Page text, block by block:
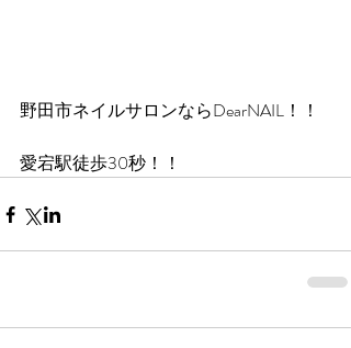
野田市ネイルサロンならDearNAIL！！
愛宕駅徒歩30秒！！